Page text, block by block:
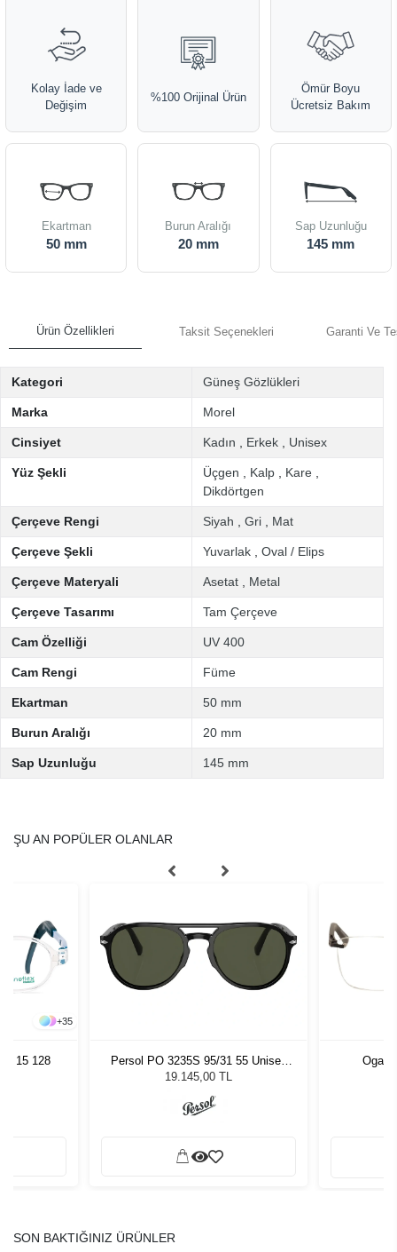
Kolay İade ve
Değişim
%100 Orijinal Ürün
Ömür Boyu
Ücretsiz Bakım
Ekartman
50 mm
Burun Aralığı
20 mm
Sap Uzunluğu
145 mm
Ürün Özellikleri Taksit Seçenekleri Garanti Ve
Kategori Güneş Gözlükleri
Marka Morel
Cinsiyet Kadın Erkek Unisex
Yüz Şekli Üçgen Kalp Kare
Dikdörtgen
Çerçeve Rengi Siyah Gri Mat
Çerçeve Şekli Yuvarlak Oval / Elips
Çerçeve Materyali Asetat Metal
Çerçeve Tasarımı Tam Çerçeve
Cam Özelliği UV 400
Cam Rengi Füme
Ekartman 50 mm
Burun Aralığı 20 mm
Sap Uzunluğu 145 mm
ŞU AN POPÜLER OLANLAR
+35
15 128
Persol PO 3235S 95/31 55 Unisex
Güneş Gözlüğü
19.145,00 TL
Oga
SON BAKTIĞINIZ ÜRÜNLER